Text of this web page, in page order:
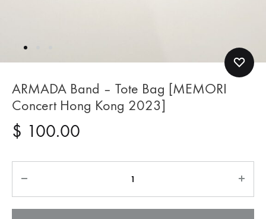
ARMADA Band – Tote Bag [MEMORI
Concert Hong Kong 2023]
$ 100.00